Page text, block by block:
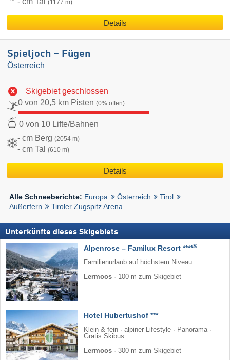
(1177 m)
Details
Spieljoch – Fügen
Österreich
Skigebiet geschlossen
0 von 20,5 km Pisten (0% offen)
0 von 10 Lifte/Bahnen
- cm Berg (2054 m)
- cm Tal (610 m)
Details
Alle Schneeberichte: Europa Österreich
Tirol
Außerfern
Tiroler Zugspitz Arena
Unterkünfte dieses Skigebiets
Alpenrose – Familux Resort ****S
Familienurlaub auf höchstem Niveau
Lermoos · 100 m zum Skigebiet
Hotel Hubertushof ***
Klein & fein · alpiner Lifestyle · Panorama ·
Gratis Skibus
Lermoos · 300 m zum Skigebiet